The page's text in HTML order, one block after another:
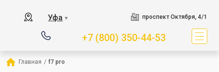
Уфа ▼ проспект Октября, 4/1
+7 (800) 350-44-53
Главная / f7 pro